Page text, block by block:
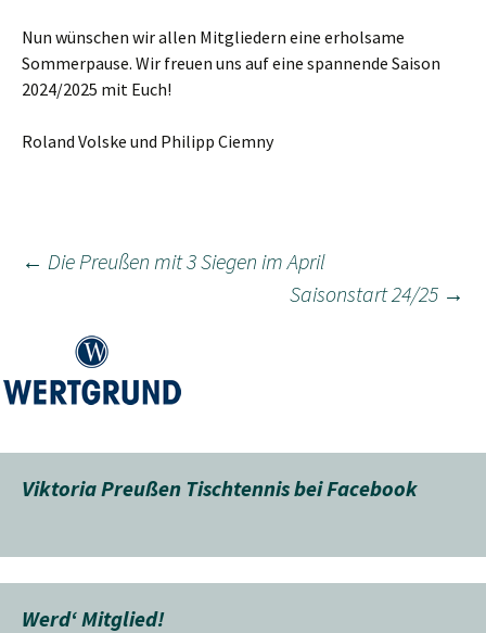
Nun wünschen wir allen Mitgliedern eine erholsame
Sommerpause. Wir freuen uns auf eine spannende Saison
2024/2025 mit Euch!
Roland Volske und Philipp Ciemny
Beitragsnavigation
← Die Preußen mit 3 Siegen im April
Saisonstart 24/25 →
Viktoria Preußen Tischtennis bei Facebook
Werd‘ Mitglied!